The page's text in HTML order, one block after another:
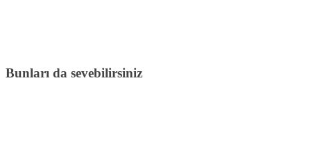
Bunları da sevebilirsiniz